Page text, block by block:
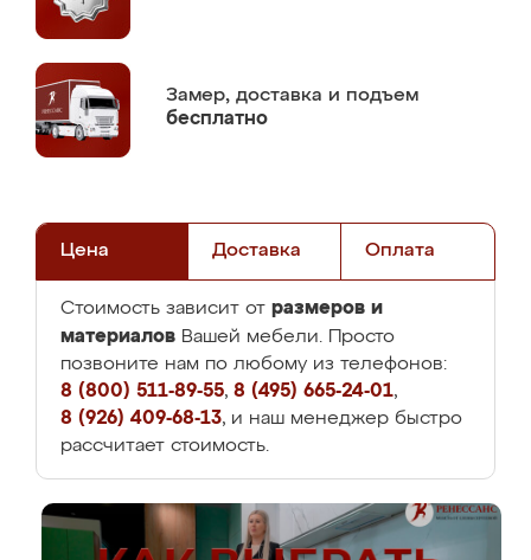
Замер, доставка и подъем
бесплатно
Цена Доставка Оплата
Стоимость зависит от размеров и
материалов Вашей мебели. Просто
позвоните нам по любому из телефонов:
8 (800) 511-89-55, 8 (495) 665-24-01,
8 (926) 409-68-13, и наш менеджер быстро
рассчитает стоимость.